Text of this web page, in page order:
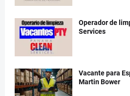
Operador de
Services
Vacante para
Martin Bower